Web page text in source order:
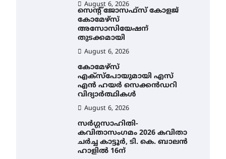
August 6, 2026
സെന്റ് ജോസഫ്സ് കോളജ്
കോമേഴ്‌സ്
അസോസിയേഷന്
തുടക്കമായി
August 6, 2026
കോമേഴ്സ്
എക്സ്പോയുമായി എസ്
എൻ ഹയർ സെക്കൻഡറി
വിദ്യാർത്ഥികൾ
August 6, 2026
സർഗ്ഗസാഹിതി-
കവിതാസംഗമം 2026 കവിതാ
ചർച്ച കാട്ടൂർ, ടി. കെ. ബാലൻ
ഹാളിൽ 16ന്